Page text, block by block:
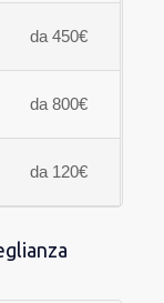
da 450€
da 800€
da 120€